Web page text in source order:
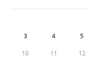
3 4 5
10 11 12